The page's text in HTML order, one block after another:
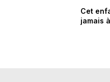
Cet
jamais